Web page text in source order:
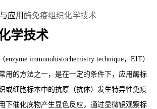
应用 酶免疫组织化学技术
学技术
immunohistochemistry technique，EIT）
用的方法之一，是在一定的条件下，应用酶标
或细胞标本中的抗原（抗体）发生特异性免疫
下催化底物产生显色反应，通过显微镜观察标